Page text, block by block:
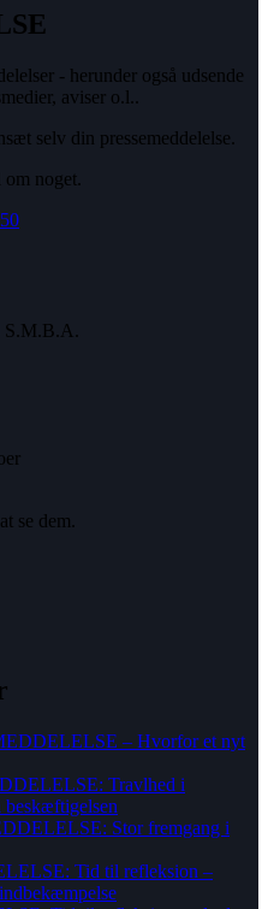
- herunder også udsende
aviser o.l..
selv din pressemeddelelse.
noget.
S.M.B.A.
se dem.
– Hvorfor et nyt
Travlhed i
beskæftigelsen
Stor fremgang i
Tid til refleksion –